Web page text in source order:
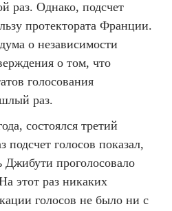
раз. Однако, подсчет
протектората Франции.
о независимости
о том, что
голосования
раз.
состоялся третий
подсчет голосов показал,
Джибути проголосовало
этот раз никаких
голосов не было ни с